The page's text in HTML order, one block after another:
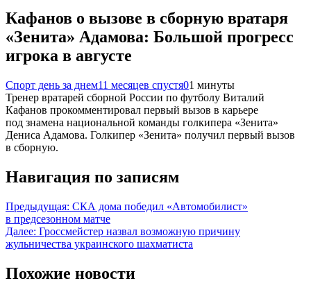
Кафанов о вызове в сборную вратаря
«Зенита» Адамова: Большой прогресс
игрока в августе
Спорт день за днем11 месяцев спустя01 минуты
Тренер вратарей сборной России по футболу Виталий
Кафанов прокомментировал первый вызов в карьере
под знамена национальной команды голкипера «Зенита»
Дениса Адамова. Голкипер «Зенита» получил первый вызов
в сборную.
Навигация по записям
Предыдущая: СКА дома победил «Автомобилист»
в предсезонном матче
Далее: Гроссмейстер назвал возможную причину
жульничества украинского шахматиста
Похожие новости